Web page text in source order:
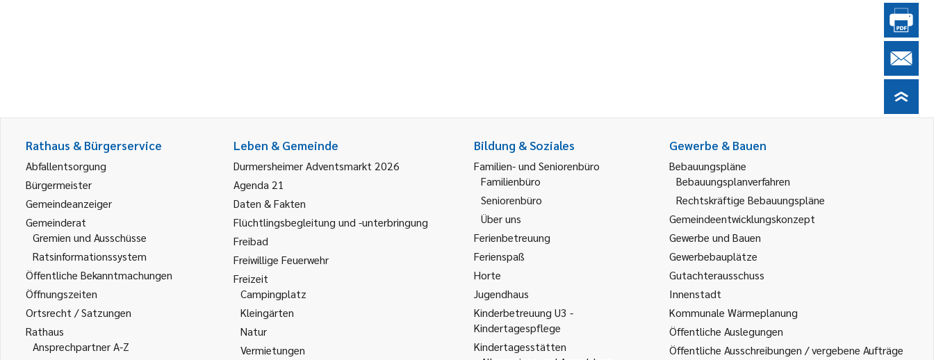
Rathaus & Bürgerservice
Abfallentsorgung
Bürgermeister
Gemeindeanzeiger
Gemeinderat
Gremien und Ausschüsse
Ratsinformationssystem
Öffentliche Bekanntmachungen
Öffnungszeiten
Ortsrecht / Satzungen
Rathaus
Ansprechpartner A-Z
Leben & Gemeinde
Durmersheimer Adventsmarkt 2026
Agenda 21
Daten & Fakten
Flüchtlingsbegleitung und -unterbringung
Freibad
Freiwillige Feuerwehr
Freizeit
Campingplatz
Kleingärten
Natur
Vermietungen
Bildung & Soziales
Familien- und Seniorenbüro
Familienbüro
Seniorenbüro
Über uns
Ferienbetreuung
Ferienspaß
Horte
Jugendhaus
Kinderbetreuung U3 -
Kindertagespflege
Kindertagesstätten
Gewerbe & Bauen
Bebauungspläne
Bebauungsplanverfahren
Rechtskräftige Bebauungspläne
Gemeindeentwicklungskonzept
Gewerbe und Bauen
Gewerbebauplätze
Gutachterausschuss
Innenstadt
Kommunale Wärmeplanung
Öffentliche Auslegungen
Öffentliche Ausschreibungen / vergebene Aufträge